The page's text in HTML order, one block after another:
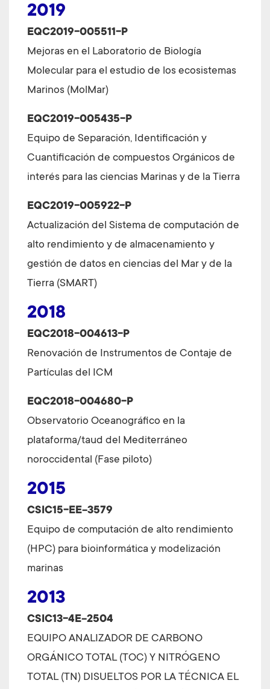
2019
EQC2019-005511-P
Mejoras en el Laboratorio de Biología
Molecular para el estudio de los ecosistemas
Marinos (MolMar)
EQC2019-005435-P
Equipo de Separación, Identificación y
Cuantificación de compuestos Orgánicos de
interés para las ciencias Marinas y de la Tierra
EQC2019-005922-P
Actualización del Sistema de computación de
alto rendimiento y de almacenamiento y
gestión de datos en ciencias del Mar y de la
Tierra (SMART)
2018
EQC2018-004613-P
Renovación de Instrumentos de Contaje de
Partículas del ICM
EQC2018-004680-P
Observatorio Oceanográfico en la
plataforma/taud del Mediterráneo
noroccidental (Fase piloto)
2015
CSIC15-EE-3579
Equipo de computación de alto rendimiento
(HPC) para bioinformática y modelización
marinas
2013
CSIC13-4E-2504
EQUIPO ANALIZADOR DE CARBONO
ORGÁNICO TOTAL (TOC) Y NITRÓGENO
TOTAL (TN) DISUELTOS POR LA TÉCNICA EL